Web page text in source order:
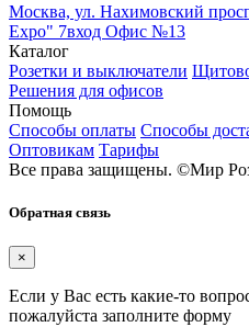
Москва, ул. Нахимовский
Expo" 7вход Офис №13
Каталог
Розетки и выключатели
Решения для офисов
Помощь
Способы оплаты Способы
Оптовикам Тарифы
Все права защищены. ©Мир
Обратная связь
×
Если у Вас есть какие-то
пожалуйста заполните форму